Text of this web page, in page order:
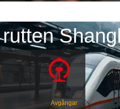
Avgångar